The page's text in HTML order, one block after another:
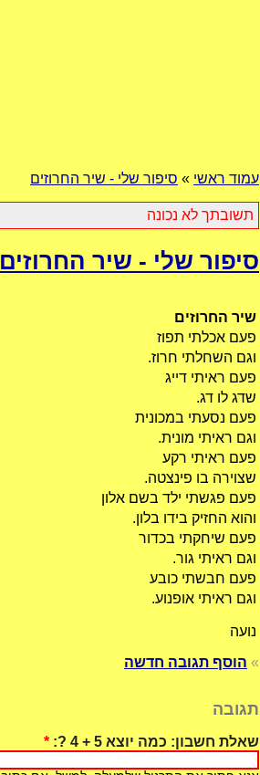
עמוד ראשי » סיפור שלי - שיר החרוזים
תשובתך לא נכונה
סיפור שלי - שיר החרוזים
שיר החרוזים
פעם אכלתי תפוז
וגם השחלתי חרוז.
פעם ראיתי דייג
שדג לו דג.
פעם נסעתי במכונית
וגם ראיתי מונית.
פעם ראיתי רקע
שצוירה בו פינצטה.
פעם פגשתי ילד בשם אלון
והוא החזיק בידו בלון.
פעם שיחקתי בכדור
וגם ראיתי גור.
פעם חבשתי כובע
וגם ראיתי אופנוע.
נועה
» הוסף תגובה חדשה
תגובה
שאלת חשבון: כמה יוצא 5 + 4 ?: *